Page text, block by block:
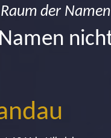
der Namen